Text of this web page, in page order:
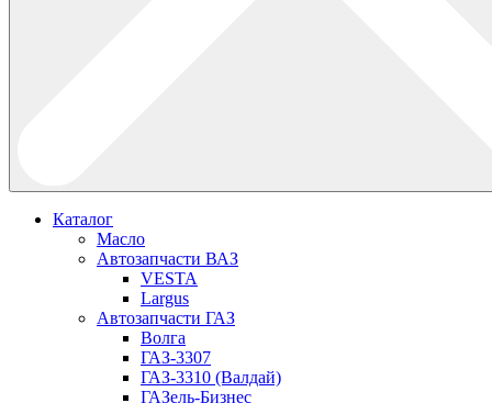
Каталог
Масло
Автозапчасти ВАЗ
VESTA
Largus
Автозапчасти ГАЗ
Волга
ГАЗ-3307
ГАЗ-3310 (Валдай)
ГАЗель-Бизнес